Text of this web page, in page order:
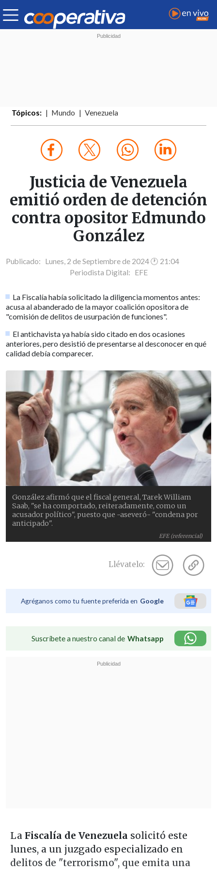
Tópicos: Mundo Venezuela
Justicia de Venezuela
emitió orden de detención
contra opositor Edmundo
González
Publicado: Lunes, 2 de Septiembre de 2024 🕐 21:04
Periodista Digital: EFE
La Fiscalía había solicitado la diligencia momentos antes:
acusa al abanderado de la mayor coalición opositora de
"comisión de delitos de usurpación de funciones".
El antichavista ya había sido citado en dos ocasiones
anteriores, pero desistió de presentarse al desconocer en qué
calidad debía comparecer.
EFE (referencial)
González afirmó que el fiscal general, Tarek William
Saab, "se ha comportado, reiteradamente, como un
acusador político", puesto que -aseveró- "condena por
anticipado".
Llévatelo:
Agréganos como tu fuente preferida en Google
Suscríbete a nuestro canal de Whatsapp
La Fiscalía de Venezuela solicitó este
lunes, a un juzgado especializado en
delitos de "terrorismo", que emita una